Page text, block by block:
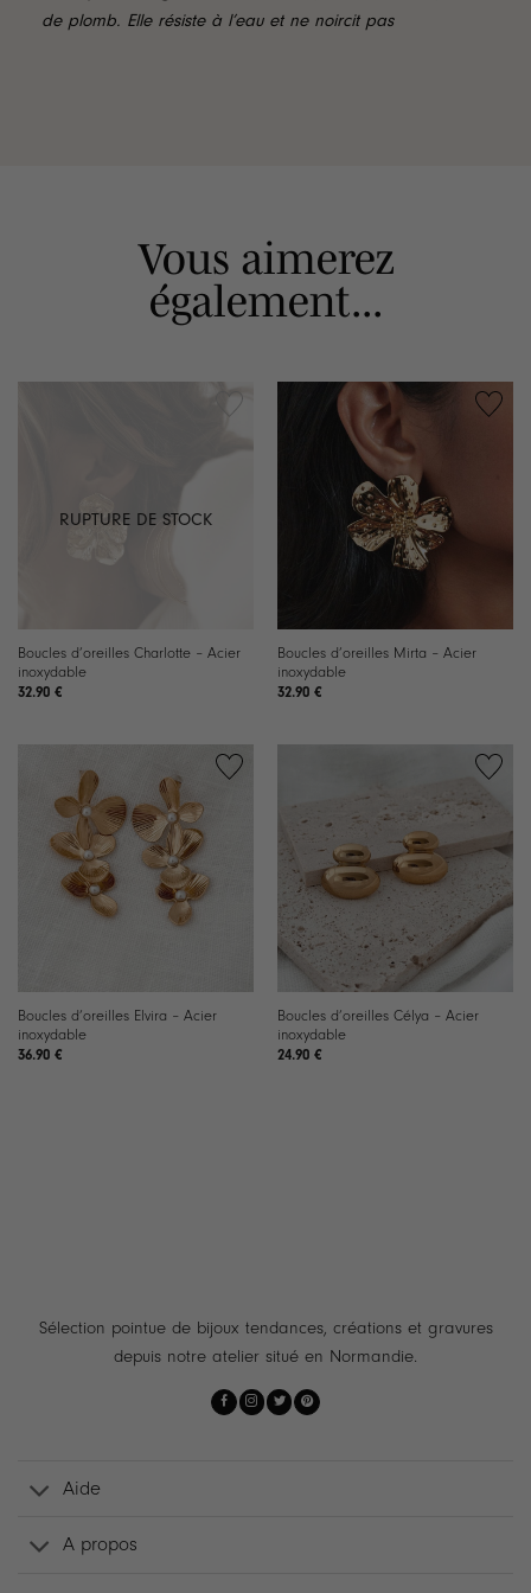
de plomb. Elle résiste à l’eau et ne noircit pas
Vous aimerez
également...
RUPTURE DE STOCK
Boucles d’oreilles Charlotte – Acier
inoxydable
32.90 €
Boucles d’oreilles Mirta – Acier
inoxydable
32.90 €
Boucles d’oreilles Elvira – Acier
inoxydable
36.90 €
Boucles d’oreilles Célya – Acier
inoxydable
24.90 €
Sélection pointue de bijoux tendances, créations et gravures
depuis notre atelier situé en Normandie.
Aide
A propos